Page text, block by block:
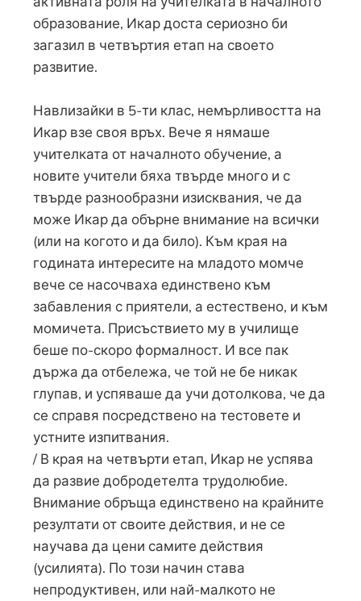
образование, Икар доста сериозно би
загазил в четвъртия етап на своето
развитие.
Навлизайки в 5-ти клас, немърливостта на
Икар взе своя връх. Вече я нямаше
учителката от началното обучение, а
новите учители бяха твърде много и с
твърде разнообразни изисквания, че да
може Икар да обърне внимание на всички
(или на когото и да било). Към края на
годината интересите на младото момче
вече се насочваха единствено към
забавления с приятели, а естествено, и към
момичета. Присъствието му в училище
беше по-скоро формалност. И все пак
държа да отбележа, че той не бе никак
глупав, и успяваше да учи дотолкова, че да
се справя посредствено на тестовете и
устните изпитвания.
/ В края на четвърти етап, Икар не успява
да развие добродетелта трудолюбие.
Внимание обръща единствено на крайните
резултати от своите действия, и не се
научава да цени самите действия
(усилията). По този начин става
непродуктивен, или най-малкото не